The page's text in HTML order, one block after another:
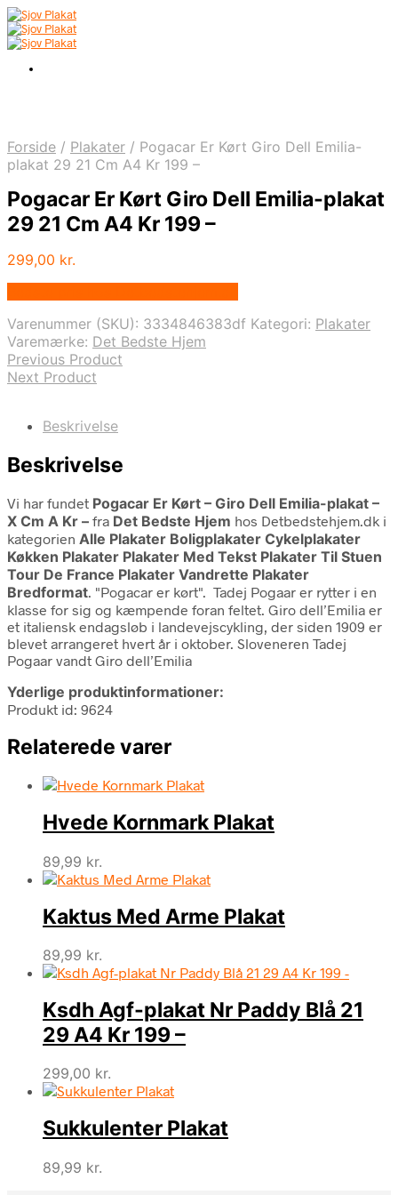
Forside / Plakater / Pogacar Er Kørt Giro Dell Emilia-
plakat 29 21 Cm A4 Kr 199 –
Pogacar Er Kørt Giro Dell Emilia-plakat
29 21 Cm A4 Kr 199 –
299,00 kr.
Varenummer (SKU): 3334846383df Kategori: Plakater
Varemærke: Det Bedste Hjem
Previous Product
Next Product
Beskrivelse
Beskrivelse
Vi har fundet Pogacar Er Kørt – Giro Dell Emilia-plakat –
X Cm A Kr – fra Det Bedste Hjem hos Detbedstehjem.dk i
kategorien Alle Plakater Boligplakater Cykelplakater
Køkken Plakater Plakater Med Tekst Plakater Til Stuen
Tour De France Plakater Vandrette Plakater
Bredformat. "Pogacar er kørt". Tadej Pogaar er rytter i en
klasse for sig og kæmpende foran feltet. Giro dell’Emilia er
et italiensk endagsløb i landevejscykling, der siden 1909 er
blevet arrangeret hvert år i oktober. Sloveneren Tadej
Pogaar vandt Giro dell’Emilia
Yderlige produktinformationer:
Produkt id: 9624
Relaterede varer
Hvede Kornmark Plakat
89,99 kr.
Kaktus Med Arme Plakat
89,99 kr.
Ksdh Agf-plakat Nr Paddy Blå 21
29 A4 Kr 199 –
299,00 kr.
Sukkulenter Plakat
89,99 kr.